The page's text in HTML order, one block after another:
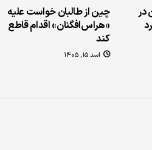
در
چین از طالبان خواست علیه
«هراس‌افگنان» اقدام قاطع
کند
اسد 15, 1405